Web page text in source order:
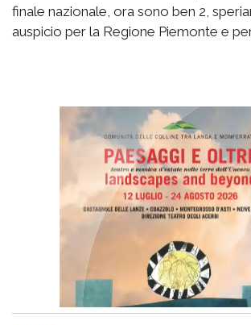
finale nazionale, ora sono ben 2,
auspicio per la Regione Piemonte e